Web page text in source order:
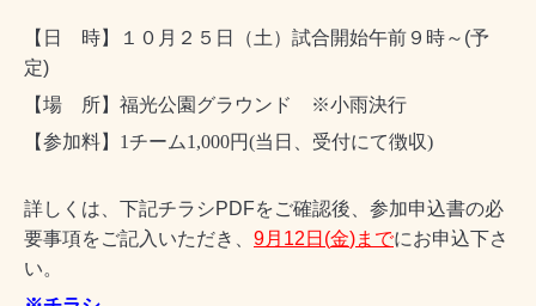
【日 時】１０月２５日（土）試合開始午前９時～ (予
定)
【場 所】福光公園グラウンド ※小雨決行
【参加料】 1チーム1,000円(当日、受付にて徴収)
詳しくは、下記チラシPDFをご確認後、参加申込書の必
要事項をご記入いただき、 9月 12 日 (金)までにお申込下さ
い。